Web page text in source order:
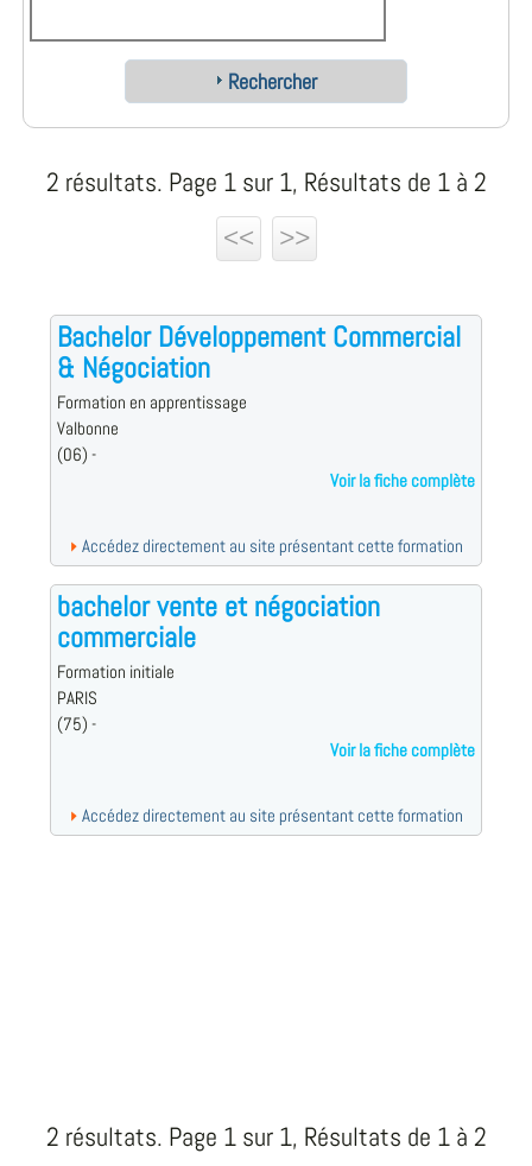
Rechercher
2 résultats. Page 1 sur 1, Résultats de 1 à 2
<<
>>
Bachelor Développement Commercial
& Négociation
Formation en apprentissage
Valbonne
(06) -
Voir la fiche complète
Accédez directement au site présentant cette formation
bachelor vente et négociation
commerciale
Formation initiale
PARIS
(75) -
Voir la fiche complète
Accédez directement au site présentant cette formation
2 résultats. Page 1 sur 1, Résultats de 1 à 2